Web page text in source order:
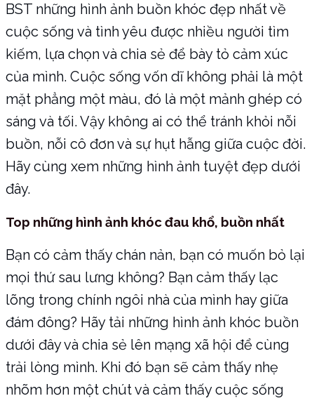
BST những hình ảnh buồn khóc đẹp nhất về
cuộc sống và tình yêu được nhiều người tìm
kiếm, lựa chọn và chia sẻ để bày tỏ cảm xúc
của mình. Cuộc sống vốn dĩ không phải là một
mặt phẳng một màu, đó là một mảnh ghép có
sáng và tối. Vậy không ai có thể tránh khỏi nỗi
buồn, nỗi cô đơn và sự hụt hẫng giữa cuộc đời.
Hãy cùng xem những hình ảnh tuyệt đẹp dưới
đây.
Top những hình ảnh khóc đau khổ, buồn nhất
Bạn có cảm thấy chán nản, bạn có muốn bỏ lại
mọi thứ sau lưng không? Bạn cảm thấy lạc
lõng trong chính ngôi nhà của mình hay giữa
đám đông? Hãy tải những hình ảnh khóc buồn
dưới đây và chia sẻ lên mạng xã hội để cùng
trải lòng mình. Khi đó bạn sẽ cảm thấy nhẹ
nhõm hơn một chút và cảm thấy cuộc sống